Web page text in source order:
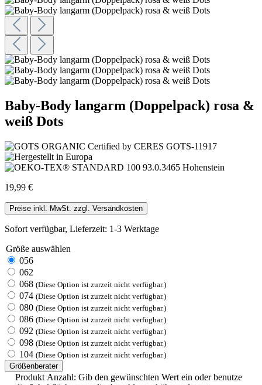
Baby-Body langarm (Doppelpack) rosa &
weiß Dots
19,99 €
Preise inkl. MwSt. zzgl. Versandkosten
Sofort verfügbar, Lieferzeit: 1-3 Werktage
Größe auswählen
056
062
068 (Diese Option ist zurzeit nicht verfügbar.)
074 (Diese Option ist zurzeit nicht verfügbar.)
080 (Diese Option ist zurzeit nicht verfügbar.)
086 (Diese Option ist zurzeit nicht verfügbar.)
092 (Diese Option ist zurzeit nicht verfügbar.)
098 (Diese Option ist zurzeit nicht verfügbar.)
104 (Diese Option ist zurzeit nicht verfügbar.)
Größenberater
Produkt Anzahl: Gib den gewünschten Wert ein oder benutze